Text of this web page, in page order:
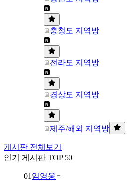
충청도 지역방
전라도 지역방
경상도 지역방
제주/해외 지역방
게시판 전체보기
인기 게시판 TOP 50
01 임영웅